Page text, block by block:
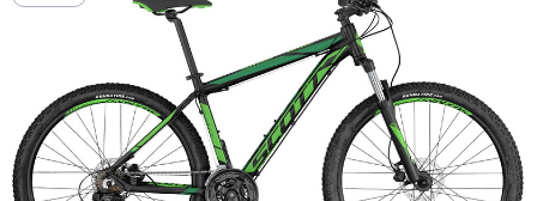
Добавляйте товары
в корзину